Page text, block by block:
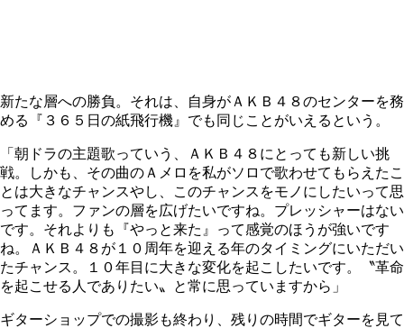
新たな層への勝負。それは、自身がＡＫＢ４８のセンターを務
める『３６５日の紙飛行機』でも同じことがいえるという。
「朝ドラの主題歌っていう、ＡＫＢ４８にとっても新しい挑
戦。しかも、その曲のＡメロを私がソロで歌わせてもらえたこ
とは大きなチャンスやし、このチャンスをモノにしたいって思
ってます。ファンの層を広げたいですね。プレッシャーはない
です。それよりも『やっと来た』って感覚のほうが強いです
ね。ＡＫＢ４８が１０周年を迎える年のタイミングにいただい
たチャンス。１０年目に大きな変化を起こしたいです。〝革命
を起こせる人でありたい〟と常に思っていますから」
ギターショップでの撮影も終わり、残りの時間でギターを見て